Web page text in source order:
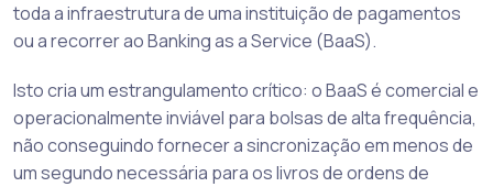
toda a infraestrutura de uma instituição de pagamentos
ou a recorrer ao Banking as a Service (BaaS).
Isto cria um estrangulamento crítico: o BaaS é comercial e
operacionalmente inviável para bolsas de alta frequência,
não conseguindo fornecer a sincronização em menos de
um segundo necessária para os livros de ordens de